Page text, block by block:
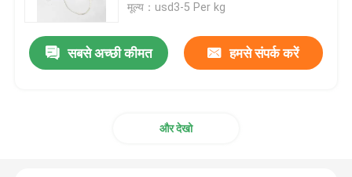
सभी मामलों
मूल्य：usd3-5 Per kg
सबसे अच्छी कीमत हमसे संपर्क करें
और देखो